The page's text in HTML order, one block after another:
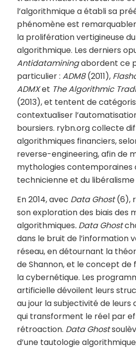
l’algorithmique a établi sa
phénomène est
la prolifération vertigineuse
algorithmique. Les derniers
Antidataminingabordent ce
particulier : ADM8(2011),
ADMXet The Algorithmic
(2013), et tentent de
contextualiser
boursiers. rybn.org collecte
algorithmiques financiers,
reverse-engineering, afin de
mythologies contemporaines
technicienne et du
En 2014, avec Data Ghost(6),
son exploration des biais des
algorithmiques. Data Ghost
dans le bruit de l’information
réseau, en détournant la
de Shannon, et le concept de
la cybernétique. Les
artificielle dévoilent leurs
au jour la subjectivité de leurs
qui transforment le réel par
rétroaction. Data Ghost
d’une tautologie